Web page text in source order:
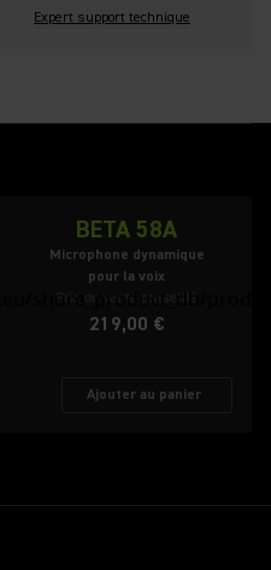
Expert support technique
BETA 58A
Microphone dynamique
pour la voix
Prix de vente conseillé
219,00 €
Ajouter au panier